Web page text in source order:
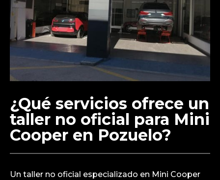
¿Qué servicios ofrece un
taller no oficial para Mini
Cooper en Pozuelo?
Un taller no oficial especializado en Mini Cooper